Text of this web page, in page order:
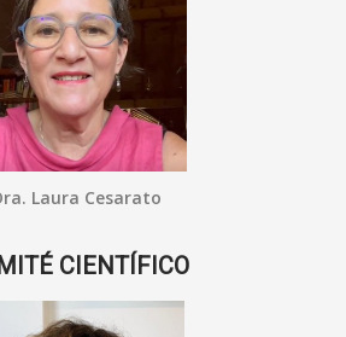
Laura Cesarato
CIENTÍFICO